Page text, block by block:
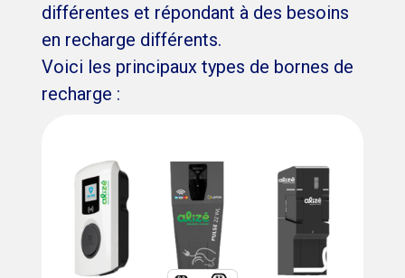
différentes et répondant à des besoins
en recharge différents.
Voici les principaux types de bornes de
recharge :